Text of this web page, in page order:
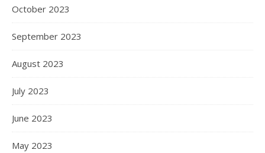
October 2023
September 2023
August 2023
July 2023
June 2023
May 2023